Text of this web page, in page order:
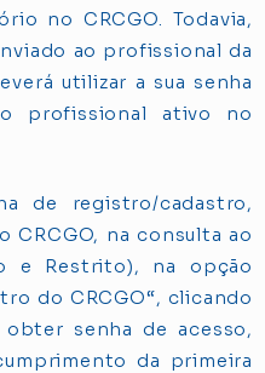
no CRCGO. Todavia,
ao profissional da
utilizar a sua senha
profissional ativo no
de registro/cadastro,
na consulta ao
e Restrito), na opção
do CRCGO“, clicando
obter senha de acesso,
da primeira